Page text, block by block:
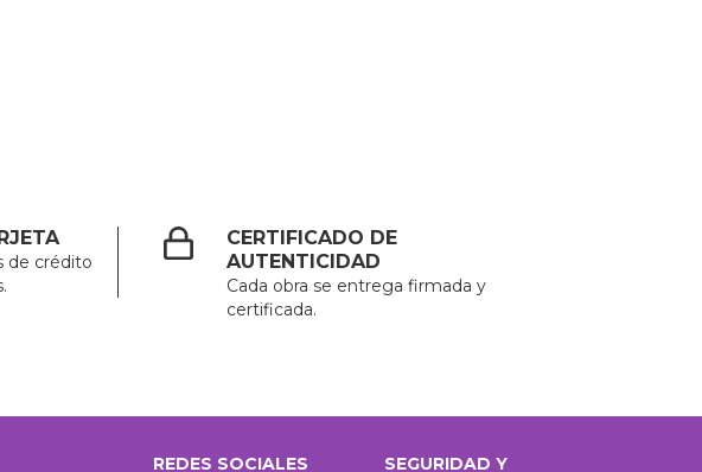
de crédito
CERTIFICADO DE
AUTENTICIDAD
Cada obra se entrega firmada y
certificada.
REDES SOCIALES SEGURIDAD Y